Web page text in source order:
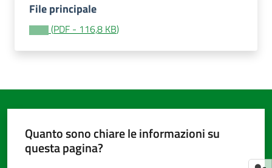
Tutti
su
File principale
(PDF - 116,8 KB)
Quanto sono chiare le informazioni su
questa pagina?